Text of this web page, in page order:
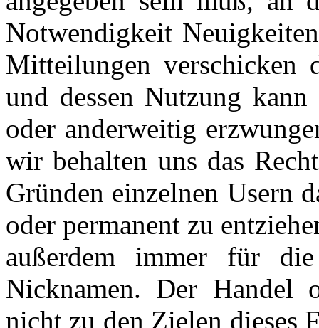
Notwendigkeit
Mitteilungen verschicken
und dessen Nutzung
oder anderweitig
wir behalten uns das
Gründen einzelnen Usern
oder permanent zu
außerdem immer für
Nicknamen. Der Handel
nicht zu den Zielen dieses